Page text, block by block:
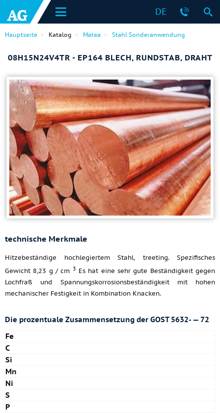
DE
Hauptseite Katalog Matea Stahl Sonderanwendung
08H15N24V4TR - EP164 BLECH, RUNDSTAB, DRAHT
technische Merkmale
Hitzebeständige hochlegiertem Stahl, treeting. Spezifisches
Gewicht 8,23 g / cm 3 Es hat eine sehr gute Beständigkeit gegen
Lochfraß und Spannungskorrosionsbeständigkeit mit hohen
mechanischer Festigkeit in Kombination Knacken.
Die prozentuale Zusammensetzung der GOST 5632- — 72
Fe
C
Si
Mn
Ni
S
P